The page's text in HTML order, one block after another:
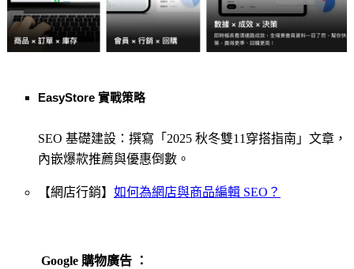
EasyStore 實戰策略
SEO 基礎建設：撰寫「2025 秋冬雙11穿搭指南」文章，
內嵌爆款推薦與優惠倒數。
【網店行銷】 如何為網店與商品編輯 SEO？
Google 購物廣告 ：